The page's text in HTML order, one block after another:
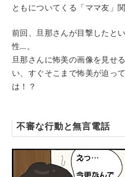
ともについてくる「ママ友」関
前回、旦那さんが目撃したと
性…。
旦那さんに怖美の画像を見せ
い、すぐそこまで怖美が迫っ
は！？
不審な行動と無言電話